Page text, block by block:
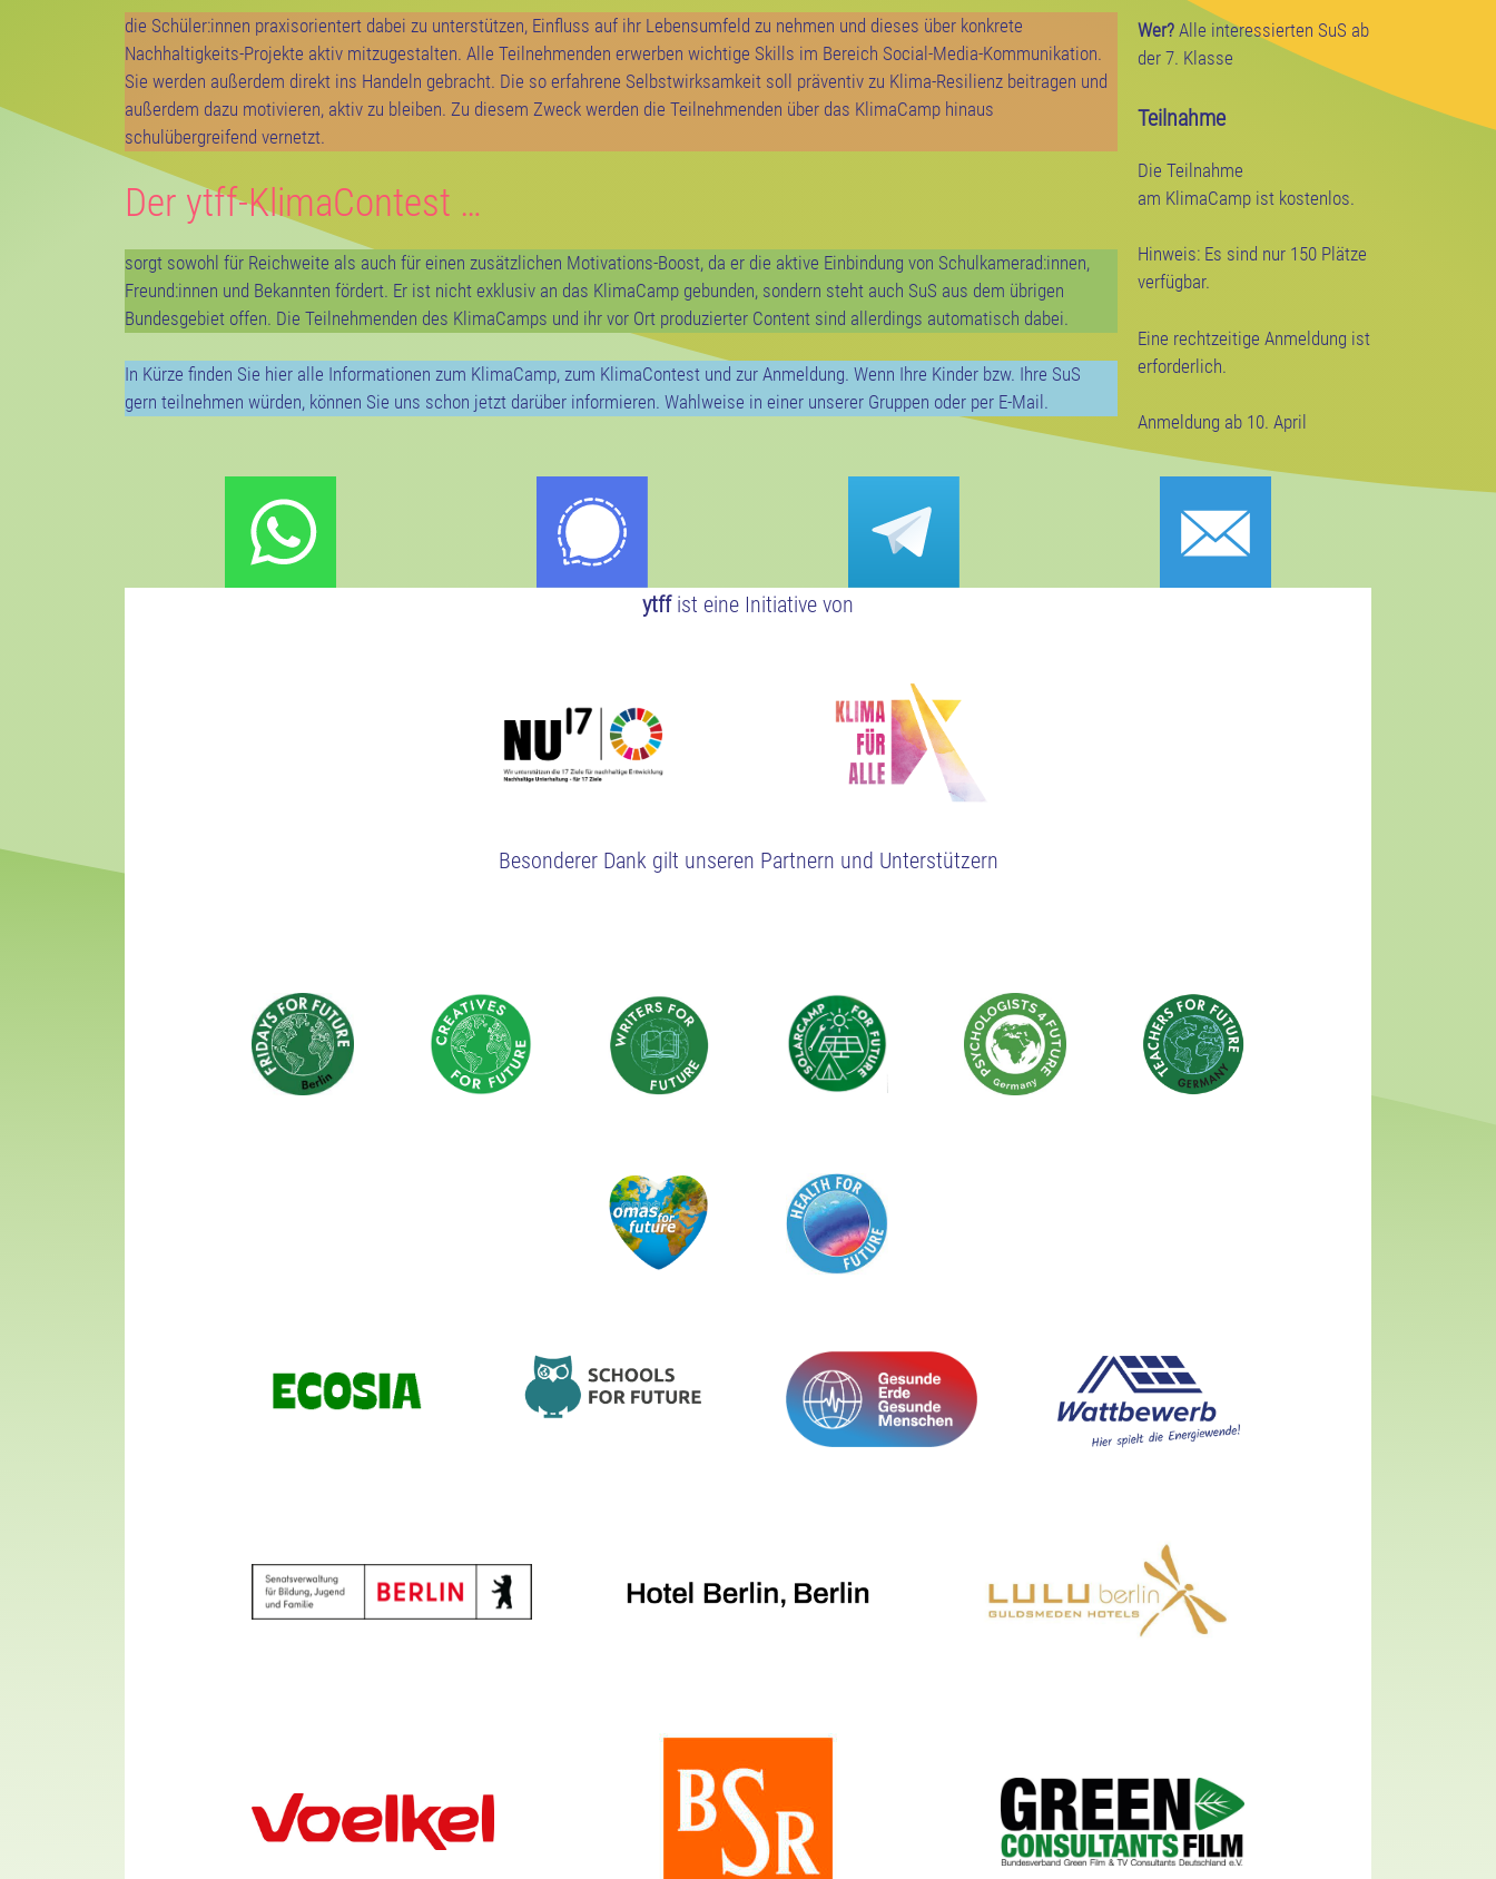
die Schüler:innen praxisorientert dabei zu unterstützen, Einfluss auf ihr Lebensumfeld zu nehmen und dieses über konkrete
Nachhaltigkeits-Projekte aktiv mitzugestalten. Alle Teilnehmenden erwerben wichtige Skills im Bereich Social-Media-Kommunikation.
Sie werden außerdem direkt ins Handeln gebracht. Die so erfahrene Selbstwirksamkeit soll präventiv zu Klima-Resilienz beitragen und
außerdem dazu motivieren, aktiv zu bleiben. Zu diesem Zweck werden die Teilnehmenden über das KlimaCamp hinaus
schulübergreifend vernetzt.
Der ytff-KlimaContest …
sorgt sowohl für Reichweite als auch für einen zusätzlichen Motivations-Boost, da er die aktive Einbindung von Schulkamerad:innen,
Freund:innen und Bekannten fördert. Er ist nicht exklusiv an das KlimaCamp gebunden, sondern steht auch SuS aus dem übrigen
Bundesgebiet offen. Die Teilnehmenden des KlimaCamps und ihr vor Ort produzierter Content sind allerdings automatisch dabei.
In Kürze finden Sie hier alle Informationen zum KlimaCamp, zum KlimaContest und zur Anmeldung. Wenn Ihre Kinder bzw. Ihre SuS
gern teilnehmen würden, können Sie uns schon jetzt darüber informieren. Wahlweise in einer unserer Gruppen oder per E-Mail.
Wer? Alle interessierten SuS ab
der 7. Klasse
Teilnahme
Die Teilnahme
am KlimaCamp ist kostenlos.
Hinweis: Es sind nur 150 Plätze
verfügbar.
Eine rechtzeitige Anmeldung ist
erforderlich.
Anmeldung ab 10. April
ytffist eine Initiative von
Besonderer Dank gilt unseren Partnern und Unterstützern